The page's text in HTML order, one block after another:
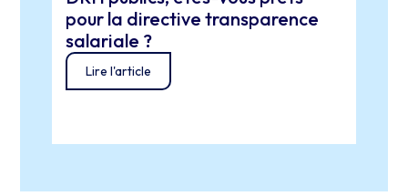
pour la directive transparence
salariale ?
Lire l'article